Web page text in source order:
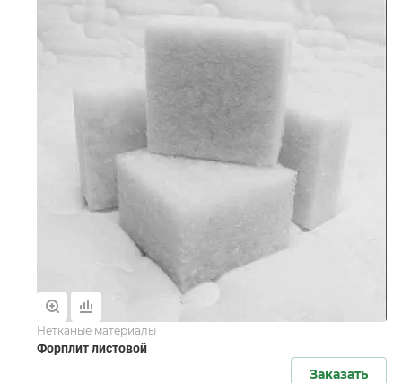
Нетканые материалы
Форплит листовой
Заказать